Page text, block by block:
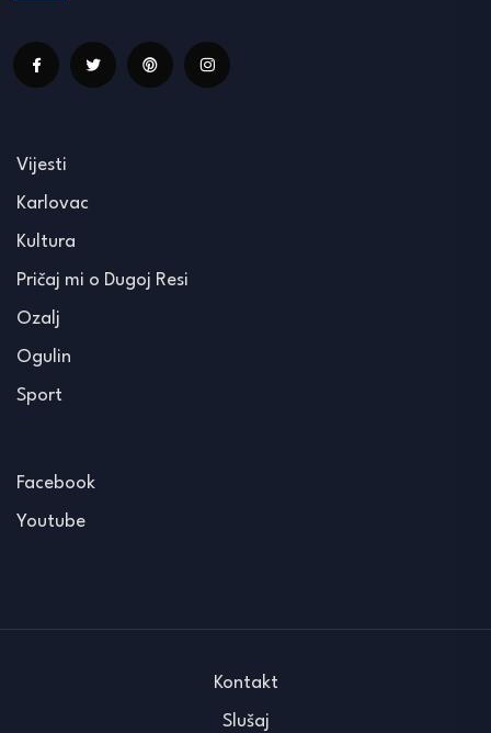
Vijesti
Karlovac
Kultura
Pričaj mi o Dugoj Resi
Ozalj
Ogulin
Sport
Facebook
Youtube
Kontakt
Slušaj